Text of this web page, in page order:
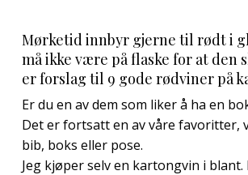
Mørketid innbyr gjerne til rødt i
må ikke være på flaske for at den
er forslag til 9 gode rødviner på
Er du en av dem som liker å ha en
Det er fortsatt en av våre favoritter,
bib, boks eller pose.
Jeg kjøper selv en kartongvin i blant.